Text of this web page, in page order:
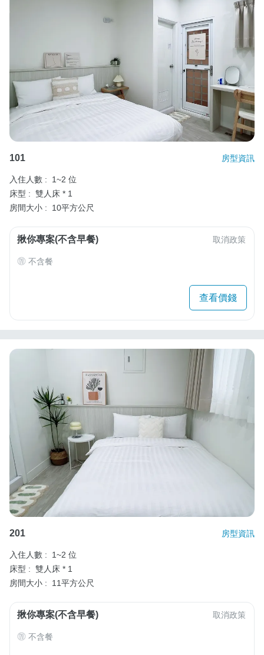
101 房型資訊
入住人數 :
1~2 位
床型 : 雙人床 * 1
房間大小 :
10平方公尺
揪你專案(不含早餐) 取消政策
不含餐
查看價錢
201 房型資訊
入住人數 :
1~2 位
床型 : 雙人床 * 1
房間大小 :
11平方公尺
揪你專案(不含早餐) 取消政策
不含餐